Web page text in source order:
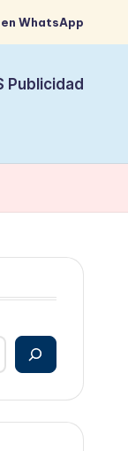
WhatsApp
Publicidad